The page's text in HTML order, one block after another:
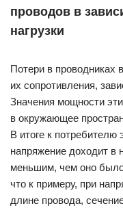
проводов в
нагрузки
Потери в проводниках
их сопротивления,
Значения мощности
в окружающее
В итоге к потребителю
напряжение доходит в
меньшим, чем оно
что к примеру, при
длине провода,